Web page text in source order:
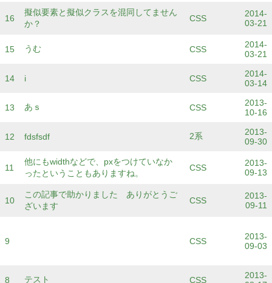
16
擬似要素と擬似クラスを混同してません
か？
CSS
2014-
03-21
15 うむ CSS
2014-
03-21
14 i CSS
2014-
03-14
13 あｓ CSS
2013-
10-16
12 fdsfsdf 2系
2013-
09-30
11
他にもwidthなどで、pxをつけていなか
ったということもありますね。
CSS
2013-
09-13
10
この記事で助かりました ありがとうご
ざいます
CSS
2013-
09-11
9 CSS
2013-
09-03
8 テスト CSS
2013-